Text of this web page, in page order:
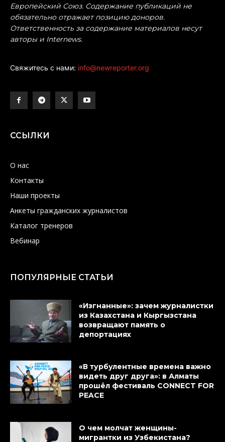
Европейский Союз. Содержание публикаций не
обязательно отражает позицию доноров.
Ответственность за содержание материалов несут
авторы и Internews.
Свяжитесь с нами: info@newreporter.org
ССЫЛКИ
О нас
Контакты
Наши проекты
Анкеты гражданских журналистов
Каталог тренеров
Вебинар
ПОПУЛЯРНЫЕ СТАТЬИ
«Изгнанные»: зачем журналистки
из Казахстана и Кыргызстана
возвращают память о
депортациях
«В турбулентные времена важно
видеть друг друга»: в Алматы
прошёл фестиваль CONNECT FOR
PEACE
О чем молчат женщины-
мигрантки из Узбекистана?